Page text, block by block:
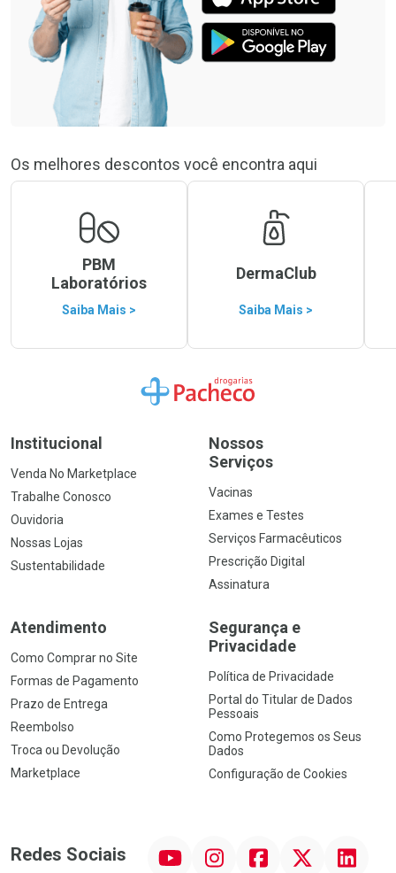
Os melhores descontos você encontra aqui
PBM
Laboratórios
Saiba Mais >
DermaClub
Saiba Mais >
Ir para a Home
Institucional
Venda No Marketplace
Trabalhe Conosco
Ouvidoria
Nossas Lojas
Sustentabilidade
Nossos
Serviços
Vacinas
Exames e Testes
Serviços Farmacêuticos
Prescrição Digital
Assinatura
Atendimento
Como Comprar no Site
Formas de Pagamento
Prazo de Entrega
Reembolso
Troca ou Devolução
Marketplace
Segurança e
Privacidade
Política de Privacidade
Portal do Titular de Dados
Pessoais
Como Protegemos os Seus
Dados
Configuração de Cookies
Redes Sociais InstagramFacebookTwitter Linkedin